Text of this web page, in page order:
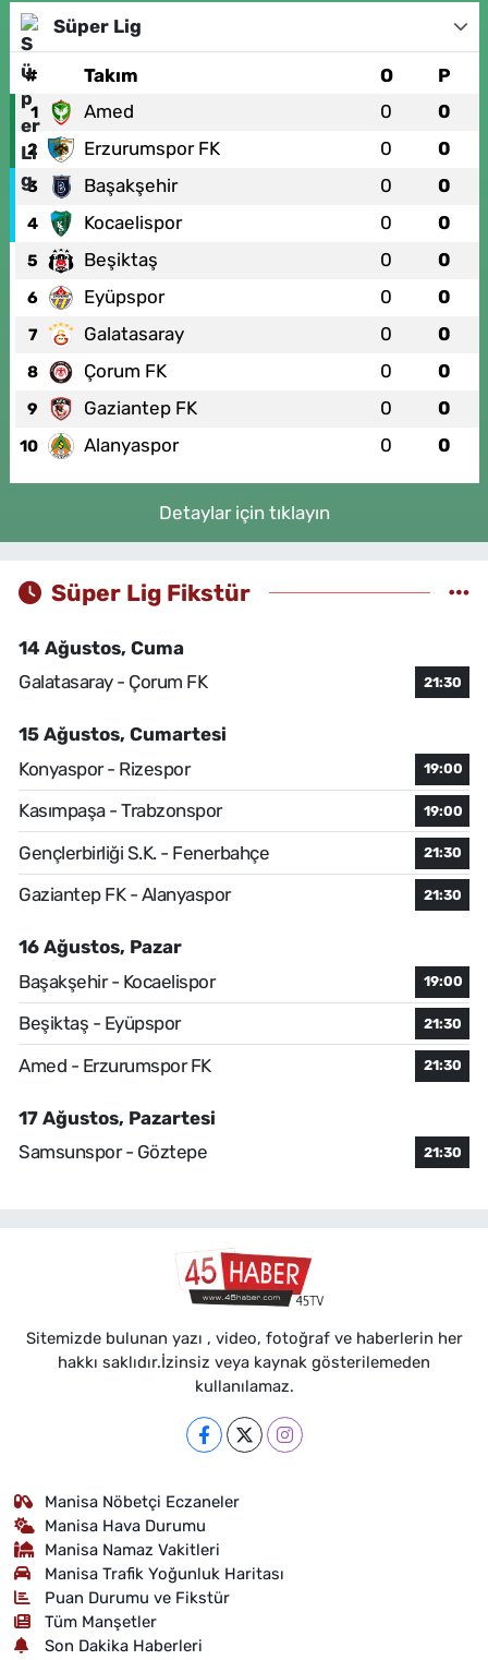
Süper Lig
# Takım O P
1 Amed 0 0
2 Erzurumspor FK 0 0
3 Başakşehir 0 0
4 Kocaelispor 0 0
5 Beşiktaş 0 0
6 Eyüpspor 0 0
7 Galatasaray 0 0
8 Çorum FK 0 0
9 Gaziantep FK 0 0
10 Alanyaspor 0 0
Detaylar için tıklayın
Süper Lig Fikstür
14 Ağustos, Cuma
Galatasaray - Çorum FK
21:30
15 Ağustos, Cumartesi
Konyaspor - Rizespor
19:00
Kasımpaşa - Trabzonspor 19:00
Gençlerbirliği S.K. - Fenerbahçe 21:30
Gaziantep FK - Alanyaspor 21:30
16 Ağustos, Pazar
Başakşehir - Kocaelispor
19:00
Beşiktaş - Eyüpspor 21:30
Amed - Erzurumspor FK 21:30
17 Ağustos, Pazartesi
Samsunspor - Göztepe
21:30
Sitemizde bulunan yazı , video, fotoğraf ve haberlerin her
hakkı saklıdır.İzinsiz veya kaynak gösterilemeden
kullanılamaz.
Manisa Nöbetçi Eczaneler
Manisa Hava Durumu
Manisa Namaz Vakitleri
Manisa Trafik Yoğunluk Haritası
Puan Durumu ve Fikstür
Tüm Manşetler
Son Dakika Haberleri